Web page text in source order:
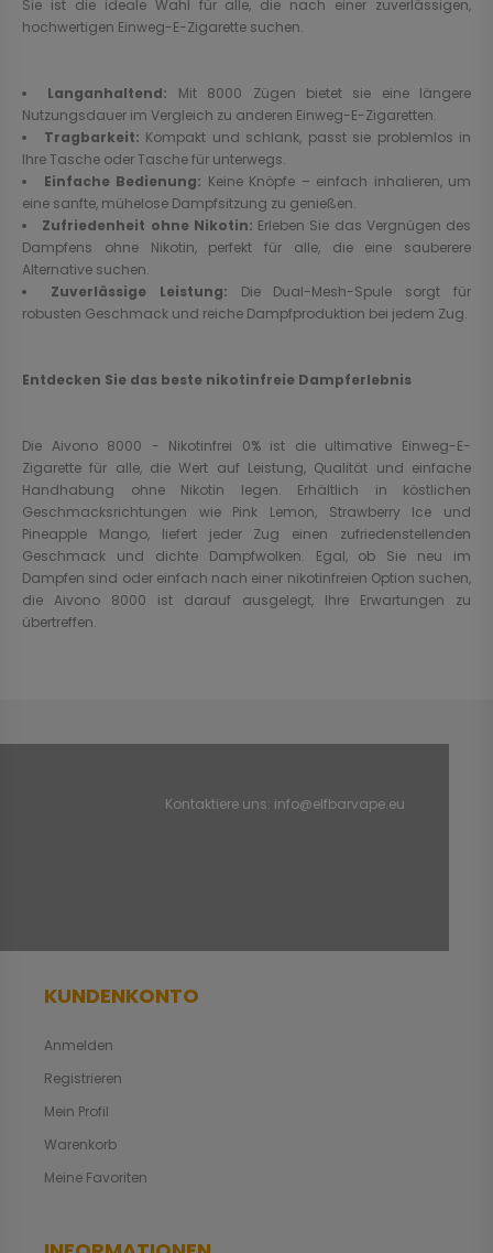
Sie ist die ideale Wahl für alle, die nach einer zuverlässigen,
hochwertigen Einweg-E-Zigarette suchen.
Langanhaltend: Mit 8000 Zügen bietet sie eine längere
Nutzungsdauer im Vergleich zu anderen Einweg-E-Zigaretten.
Tragbarkeit: Kompakt und schlank, passt sie problemlos in
Ihre Tasche oder Tasche für unterwegs.
Einfache Bedienung: Keine Knöpfe – einfach inhalieren, um
eine sanfte, mühelose Dampfsitzung zu genießen.
Zufriedenheit ohne Nikotin: Erleben Sie das Vergnügen des
Dampfens ohne Nikotin, perfekt für alle, die eine sauberere
Alternative suchen.
Zuverlässige Leistung: Die Dual-Mesh-Spule sorgt für
robusten Geschmack und reiche Dampfproduktion bei jedem Zug.
Entdecken Sie das beste nikotinfreie Dampferlebnis
Die Aivono 8000 - Nikotinfrei 0% ist die ultimative Einweg-E-
Zigarette für alle, die Wert auf Leistung, Qualität und einfache
Handhabung ohne Nikotin legen. Erhältlich in köstlichen
Geschmacksrichtungen wie Pink Lemon, Strawberry Ice und
Pineapple Mango, liefert jeder Zug einen zufriedenstellenden
Geschmack und dichte Dampfwolken. Egal, ob Sie neu im
Dampfen sind oder einfach nach einer nikotinfreien Option suchen,
die Aivono 8000 ist darauf ausgelegt, Ihre Erwartungen zu
übertreffen.
Kontaktiere uns: info@elfbarvape.eu
KUNDENKONTO
Anmelden
Registrieren
Mein Profil
Warenkorb
Meine Favoriten